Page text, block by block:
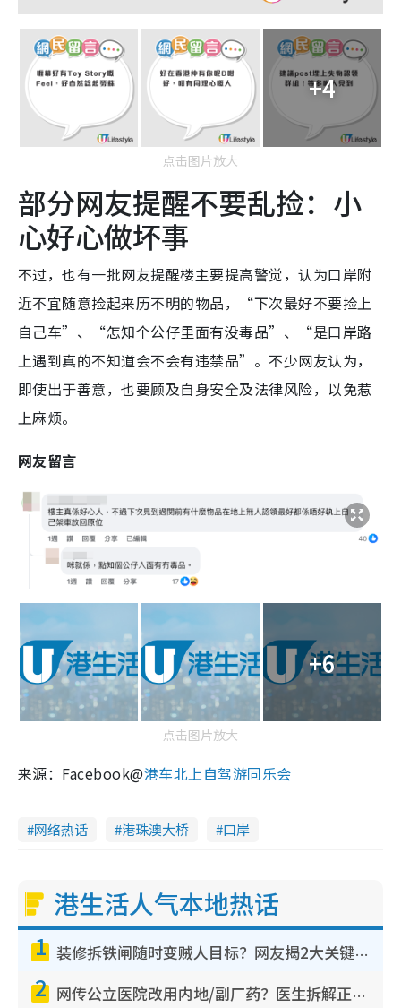
+4
点击图片放大
部分网友提醒不要乱捡：小
心好心做坏事
不过，也有一批网友提醒楼主要提高警觉，认为口岸附
近不宜随意捡起来历不明的物品，“下次最好不要捡上
自己车”、“怎知个公仔里面有没毒品”、“是口岸路
上遇到真的不知道会不会有违禁品”。不少网友认为，
即使出于善意，也要顾及自身安全及法律风险，以免惹
上麻烦。
网友留言
+6
点击图片放大
来源：Facebook@港车北上自驾游同乐会
网络热话 港珠澳大桥 口岸
港生活人气本地热话
1 装修拆铁闸随时变贼人目标？网友揭2大关键用途：装新款等于白装？附新旧铁闸分别
2 网传公立医院改用内地/副厂药？医生拆解正副厂分别，揭4类人换药随时出事